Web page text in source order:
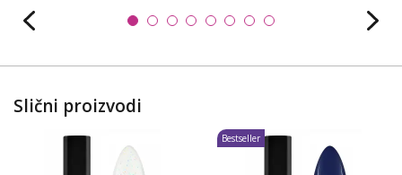
Slični proizvodi
Bestseller